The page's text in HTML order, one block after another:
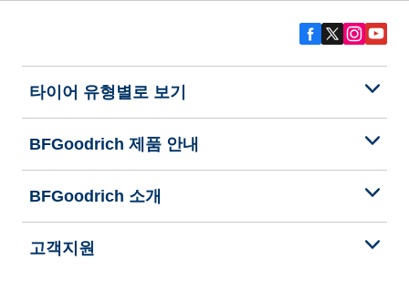
타이어 유형별로 보기
BFGoodrich 제품 안내
BFGoodrich 소개
고객지원